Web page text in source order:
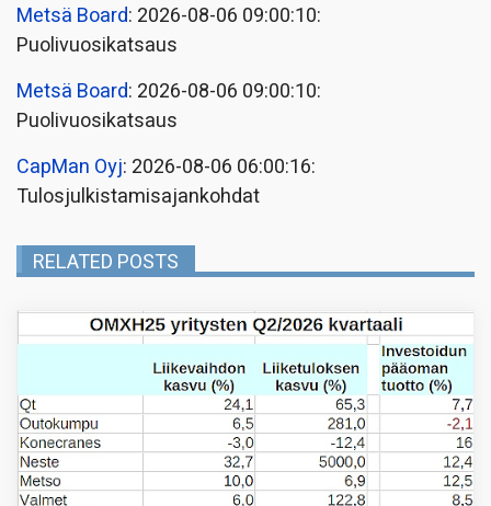
Metsä Board: 2026-08-06 09:00:10:
Puolivuosikatsaus
Metsä Board: 2026-08-06 09:00:10:
Puolivuosikatsaus
CapMan Oyj: 2026-08-06 06:00:16:
Tulosjulkistamisajankohdat
RELATED POSTS